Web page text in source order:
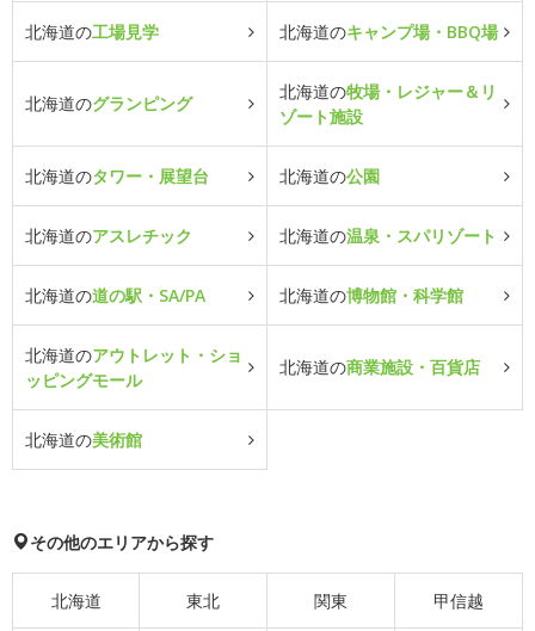
北海道の工場見学 北海道のキャンプ場・BBQ場
北海道のグランピング
北海道の牧場・レジャー＆リ
ゾート施設
北海道のタワー・展望台 北海道の公園
北海道のアスレチック 北海道の温泉・スパリゾート
北海道の道の駅・SA/PA 北海道の博物館・科学館
北海道のアウトレット・ショ
ッピングモール
北海道の商業施設・百貨店
北海道の美術館
その他のエリアから探す
北海道 東北 関東 甲信越